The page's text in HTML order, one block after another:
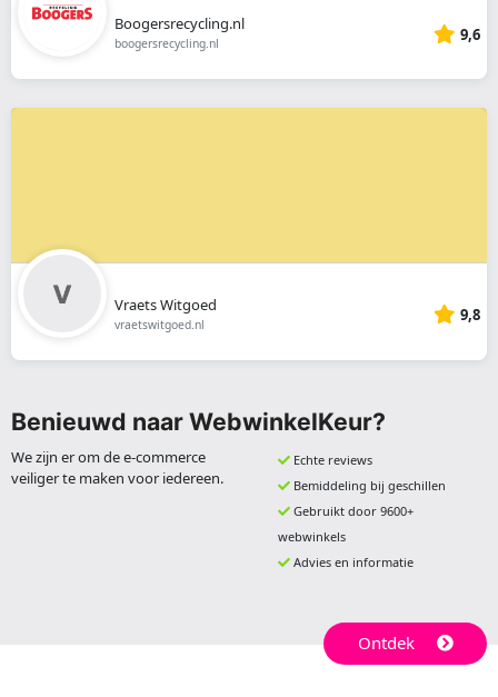
Boogersrecycling.nl
boogersrecycling.nl 9,6
Vraets Witgoed
vraetswitgoed.nl 9,8
Benieuwd naar WebwinkelKeur?
We zijn er om de e-commerce
veiliger te maken voor iedereen.
Echte reviews
Bemiddeling bij geschillen
Gebruikt door 9600+
webwinkels
Advies en informatie
Ontdek